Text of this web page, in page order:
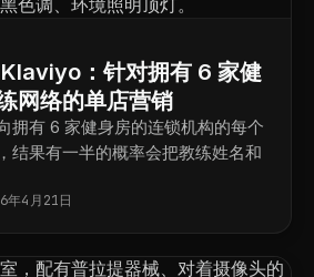
：针对拥有 6 家健
网络的单店营销
拥有 6 家健身房的连锁机构的每个
结果有一半的概率会把教练姓名和
年4月21日